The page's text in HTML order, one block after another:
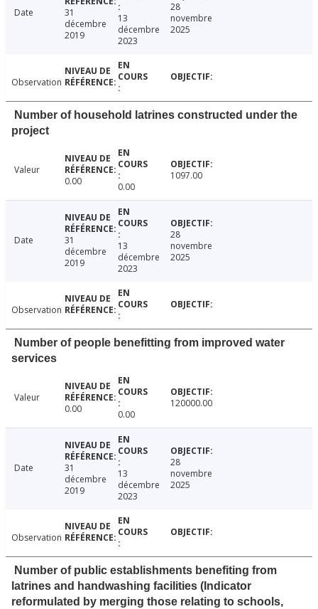
Date
31
décembre
2019
13
décembre
2023
28
novembre
2025
Observation
Number of household latrines constructed under the
project
Valeur
0.00
0.00
1097.00
Date
31
décembre
2019
13
décembre
2023
28
novembre
2025
Observation
Number of people benefitting from improved water
services
Valeur
0.00
0.00
120000.00
Date
31
décembre
2019
13
décembre
2023
28
novembre
2025
Observation
Number of public establishments benefiting from
latrines and handwashing facilities (Indicator
reformulated by merging those relating to schools,